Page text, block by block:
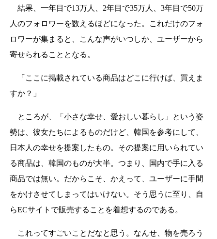
結果、一年目で13万人、2年目で35万人、3年目で50万
人のフォロワーを数えるほどになった。これだけのフォ
ロワーが集まると、こんな声がいつしか、ユーザーから
寄せられることとなる。
「ここに掲載されている商品はどこに行けば、買えま
すか？」
ところが、「小さな幸せ、愛おしい暮らし」という姿
勢は、彼女たちによるものだけど、韓国を参考にして、
日本人の幸せを提案したもの。その提案に用いられてい
る商品は、韓国のものが大半。つまり、国内で手に入る
商品では無い。だからこそ、かえって、ユーザーに手間
をかけさせてしまってはいけない。そう思うに至り、自
らECサイトで販売することを着想するのである。
これってすごいことだなと思う。なんせ、物を売ろう